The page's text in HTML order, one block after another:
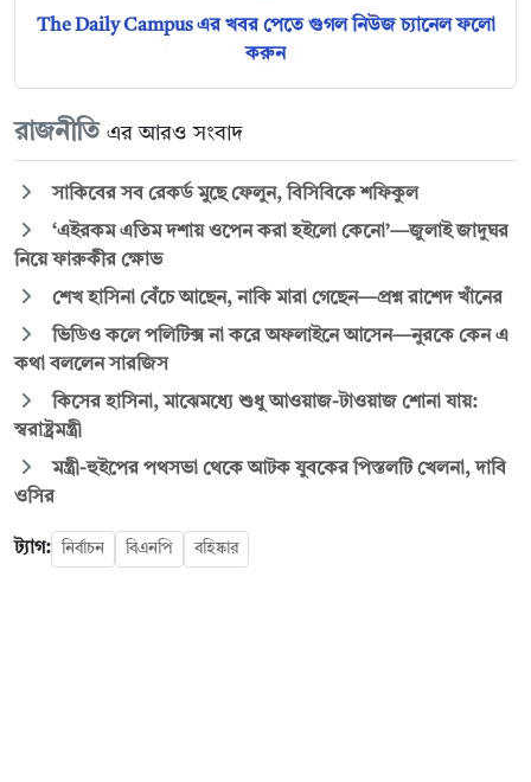
The Daily Campus এর খবর পেতে গুগল নিউজ চ্যানেল ফলো
করুন
রাজনীতি এর আরও সংবাদ
সাকিবের সব রেকর্ড মুছে ফেলুন, বিসিবিকে শফিকুল
‘এইরকম এতিম দশায় ওপেন করা হইলো কেনো’—জুলাই জাদুঘর
নিয়ে ফারুকীর ক্ষোভ
শেখ হাসিনা বেঁচে আছেন, নাকি মারা গেছেন—প্রশ্ন রাশেদ খাঁনের
ভিডিও কলে পলিটিক্স না করে অফলাইনে আসেন—নুরকে কেন এ
কথা বললেন সারজিস
কিসের হাসিনা, মাঝেমধ্যে শুধু আওয়াজ-টাওয়াজ শোনা যায়:
স্বরাষ্ট্রমন্ত্রী
মন্ত্রী-হুইপের পথসভা থেকে আটক যুবকের পিস্তলটি খেলনা, দাবি
ওসির
ট্যাগ: নির্বাচন বিএনপি বহিষ্কার